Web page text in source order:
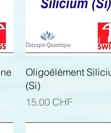
Aperçu rapide
Oligoélément
(Si)
Prix
15.00 CHF